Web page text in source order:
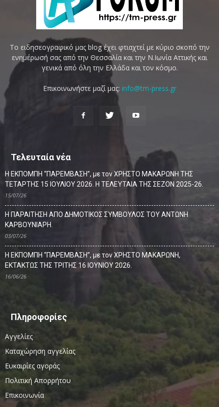
Το ειδησεογραφικό μας blog έχει φτιαχτεί με κύριο σκοπό την
ενημέρωσή σας από την Θεσσαλία και την Ν.Ιωνία Αττικής και
γενικά από όλη την Ελλάδα και τον κόσμο.
Επικοινωνήστε μαζί μας: info@tm-press.gr
Τελευταία νέα
Η ΕΚΠΟΜΠΗ “ΠΑΡΕΜΒΑΣΗ”, με τον ΧΡΗΣΤΟ ΜΑΚΑΡΩΝΗ ΤΗΣ
ΤΕΤΑΡΤΗΣ 15 ΙΟΥΛΙΟΥ 2026. Η ΤΕΛΕΥΤΑΙΑ ΤΗΣ ΣΕΖΟΝ 2025-26.
15/07/26
Η ΠΑΡΑΙΤΗΣΗ ΑΠΟ ΔΗΜΟΤΙΚΟΣ ΣΥΜΒΟΥΛΟΣ ΤΟΥ ΑΝΤΩΝΗ
ΚΑΡΒΟΥΝΙΑΡΗ.
03/07/26
Η ΕΚΠΟΜΠΗ “ΠΑΡΕΜΒΑΣΗ”, με τον ΧΡΗΣΤΟ ΜΑΚΑΡΩΝΗ,
ΕΚΤΑΚΤΩΣ ΤΗΣ ΤΡΙΤΗΣ 16 ΙΟΥΝΙΟΥ 2026.
16/06/26
Πληροφορίες
Αγγελίες
Καταχώρηση αγγελίας
Ευκαιρίες αγοράς
Πολιτική Απορρήτου
Επικοινωνία